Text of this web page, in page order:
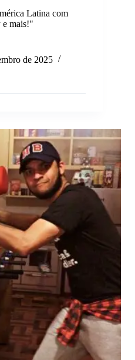
Latina com
e mais!"
de 2025